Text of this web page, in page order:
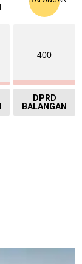
400
DPRD
BALANGAN